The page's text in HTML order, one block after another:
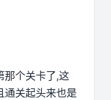
那个关卡了,这
通关起头来也是